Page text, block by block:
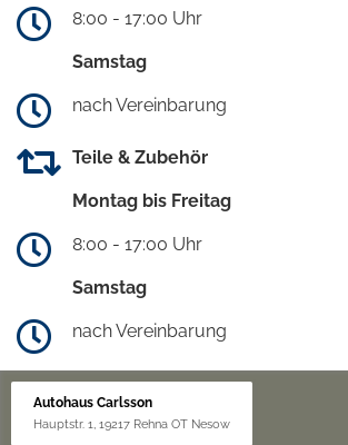
8:00 - 17:00 Uhr
Samstag
nach Vereinbarung
Teile & Zubehör
Montag bis Freitag
8:00 - 17:00 Uhr
Samstag
nach Vereinbarung
Autohaus Carlsson
Hauptstr. 1, 19217 Rehna OT Nesow